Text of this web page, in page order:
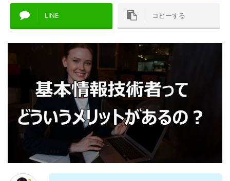
LINE コピーする